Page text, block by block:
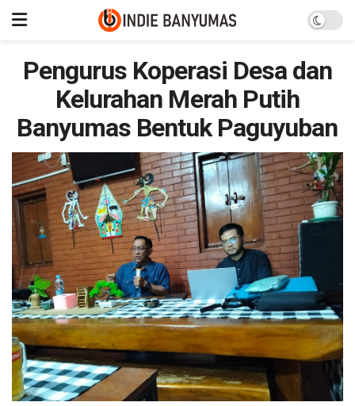
Pengurus Koperasi Desa dan
Kelurahan Merah Putih
Banyumas Bentuk Paguyuban